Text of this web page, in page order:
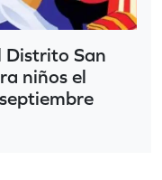
Distrito San
niños el